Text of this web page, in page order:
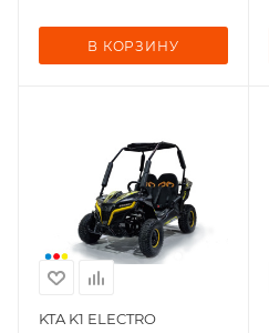
В КОРЗИНУ
KTA K1 ELECTRO